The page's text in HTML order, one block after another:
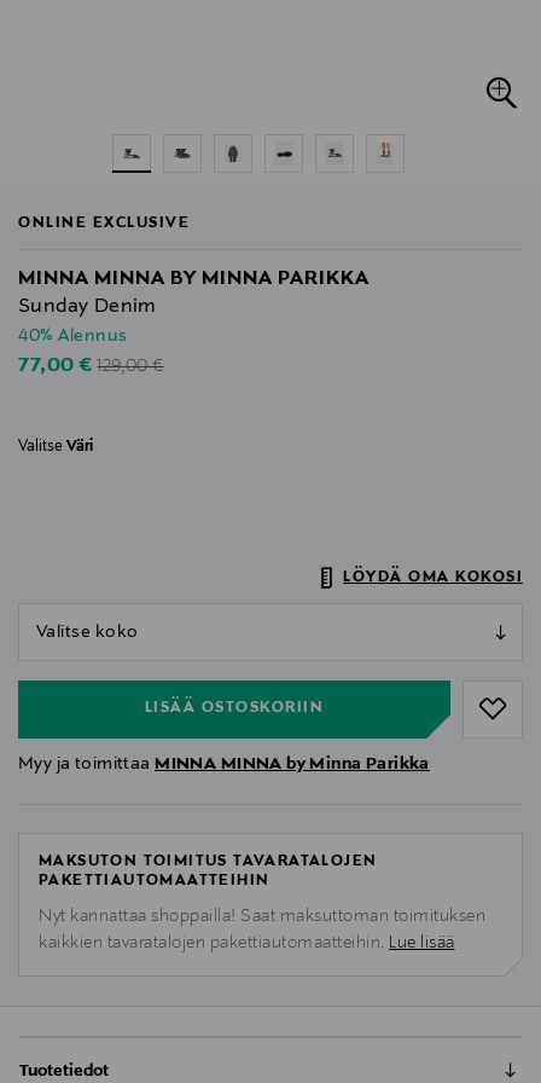
ONLINE EXCLUSIVE
MINNA MINNA BY MINNA PARIKKA
Sunday Denim
40% Alennus
Discounted Price
77,00 €Original Price
129,00 €
Valitse Väri
LÖYDÄ OMA KOKOSI
LISÄÄ OSTOSKORIIN
Myy ja toimittaa MINNA MINNA by Minna Parikka
MAKSUTON TOIMITUS TAVARATALOJEN
PAKETTIAUTOMAATTEIHIN
Nyt kannattaa shoppailla! Saat maksuttoman toimituksen
kaikkien tavaratalojen pakettiautomaatteihin. Lue lisää
Tuotetiedot